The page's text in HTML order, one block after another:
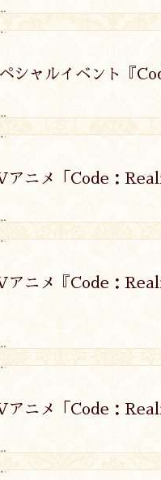
シャルイベント『
アニメ「Code：
アニメ『Code：
アニメ「Code：